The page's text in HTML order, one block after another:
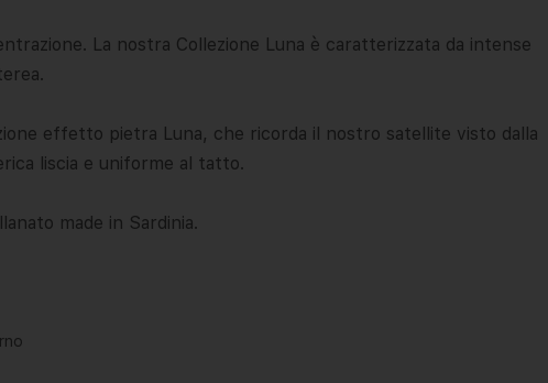
La nostra Collezione Luna è caratterizzata da intense
effetto pietra Luna, che ricorda il nostro satellite visto dalla
liscia e uniforme al tatto.
made in Sardinia.